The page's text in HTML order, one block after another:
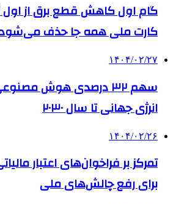
گام اول کاهش قطع برق از اول
کارت ملی همه جا حذف
۱۴۰۴/۰۲/۲۷
سهم ۳۲ درصدی هوش
انرژی جهانی تا سال ۲۰۳۰
۱۴۰۴/۰۲/۲۶
تمرکز بر فراخوان‌های اعتبار
برای رفع چالش‌های ملی